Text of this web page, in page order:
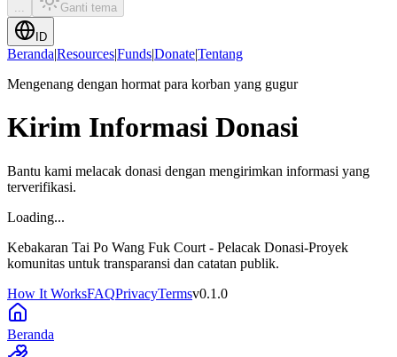
... Ganti tema
ID
Beranda|Resources|Funds|Donate|Tentang
Mengenang dengan hormat para korban yang gugur
Kirim Informasi Donasi
Bantu kami melacak donasi dengan mengirimkan informasi yang
terverifikasi.
Loading...
Kebakaran Tai Po Wang Fuk Court - Pelacak Donasi-Proyek
komunitas untuk transparansi dan catatan publik.
How It WorksFAQPrivacyTermsv0.1.0
Beranda